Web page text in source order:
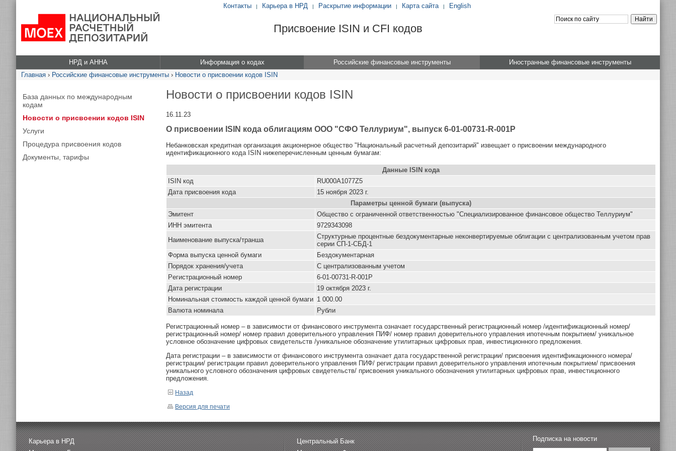
Контакты | Карьера в НРД | Раскрытие информации | Карта сайта | English
Присвоение ISIN и CFI кодов
НРД и АННА Информация о кодах Российские финансовые инструменты
Иностранные финансовые инструменты
Главная › Российские финансовые инструменты › Новости о присвоении кодов ISIN
База данных по международным
кодам
Новости о присвоении кодов ISIN
Услуги
Процедура присвоения кодов
Документы, тарифы
Новости о присвоении кодов ISIN
16.11.23
О присвоении ISIN кода облигациям ООО "СФО Теллуриум", выпуск 6-01-00731-R-001P
Небанковская кредитная организация акционерное общество "Национальный расчетный депозитарий" извещает о присвоении международного
идентификационного кода ISIN нижеперечисленным ценным бумагам:
Данные ISIN кода
ISIN код
RU000A1077Z5
Дата присвоения кода
15 ноября 2023 г.
Параметры ценной бумаги (выпуска)
Эмитент
Общество с ограниченной ответственностью "Специализированное финансовое общество Теллуриум"
ИНН эмитента
9729343098
Наименование выпуска/транша
Структурные процентные бездокументарные неконвертируемые облигации с централизованным учетом прав
серии СП-1-СБД-1
Форма выпуска ценной бумаги
Бездокументарная
Порядок хранения/учета
С централизованным учетом
Pегистрационный номер
6-01-00731-R-001P
Дата регистрации
19 октября 2023 г.
Номинальная стоимость каждой ценной бумаги 1 000.00
Валюта номинала
Рубли
Регистрационный номер – в зависимости от финансового инструмента означает государственный регистрационный номер /идентификационный номер/
регистрационный номер/ номер правил доверительного управления ПИФ/ номер правил доверительного управления ипотечным покрытием/ уникальное
условное обозначение цифровых свидетельств /уникальное обозначение утилитарных цифровых прав, инвестиционного предложения.
Дата регистрации – в зависимости от финансового инструмента означает дата государственной регистрации/ присвоения идентификационного номера/
регистрации/ регистрации правил доверительного управления ПИФ/ регистрации правил доверительного управления ипотечным покрытием/ присвоения
уникального условного обозначения цифровых свидетельств/ присвоения уникального обозначения утилитарных цифровых прав, инвестиционного
предложения.
Назад
Версия для печати
Карьера в НРД
Центральный Банк
Подписка на новости